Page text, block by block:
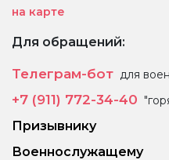
на карте
Для обращений:
Телеграм-бот для
+7 (911) 772-34-40
Призывнику
Военнослужащему